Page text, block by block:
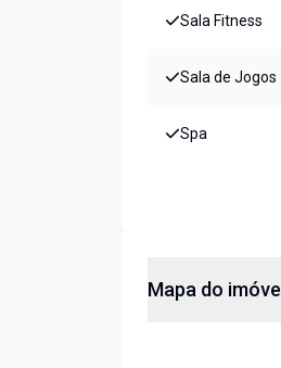
Sala Fitness
Sala de Jogos
Spa
Mapa do imóvel